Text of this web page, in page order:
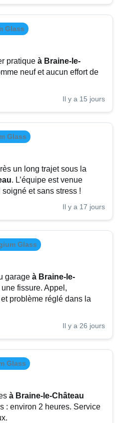
Glass
pratique à Braine-le-
neuf et aucun effort de
Il y a 15 jours
Glass
un long trajet sous la
. L’équipe est venue
et sans stress !
Il y a 17 jours
Glass
garage à Braine-le-
une fissure. Appel,
problème réglé dans la
Il y a 26 jours
Glass
à Braine-le-Château
: environ 2 heures. Service